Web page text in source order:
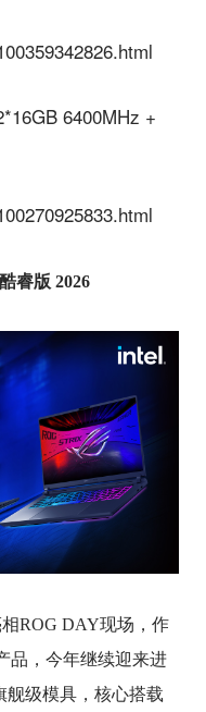
6400MHz +
睿版 2026
ROG DAY现场，作
品，今年继续迎来进
舰级模具，核心搭载